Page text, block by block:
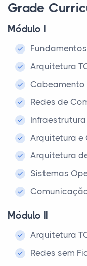
Grade
Módulo I
Arquitetura
Cabeamento
Redes de
Infraestrutura
Arquitetura e
Arquitetura
Sistemas
Módulo II
Arquitetura
Redes sem